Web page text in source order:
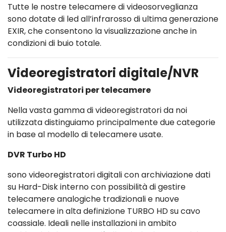
Tutte le nostre telecamere di videosorveglianza
sono dotate di led all’infrarosso di ultima generazione
EXIR, che consentono la visualizzazione anche in
condizioni di buio totale.
Videoregistratori digitale/NVR
Videoregistratori per telecamere
Nella vasta gamma di videoregistratori da noi
utilizzata distinguiamo principalmente due categorie
in base al modello di telecamere usate.
DVR Turbo HD
sono videoregistratori digitali con archiviazione dati
su Hard-Disk interno con possibilità di gestire
telecamere analogiche tradizionali e nuove
telecamere in alta definizione TURBO HD su cavo
coassiale. Ideali nelle installazioni in ambito